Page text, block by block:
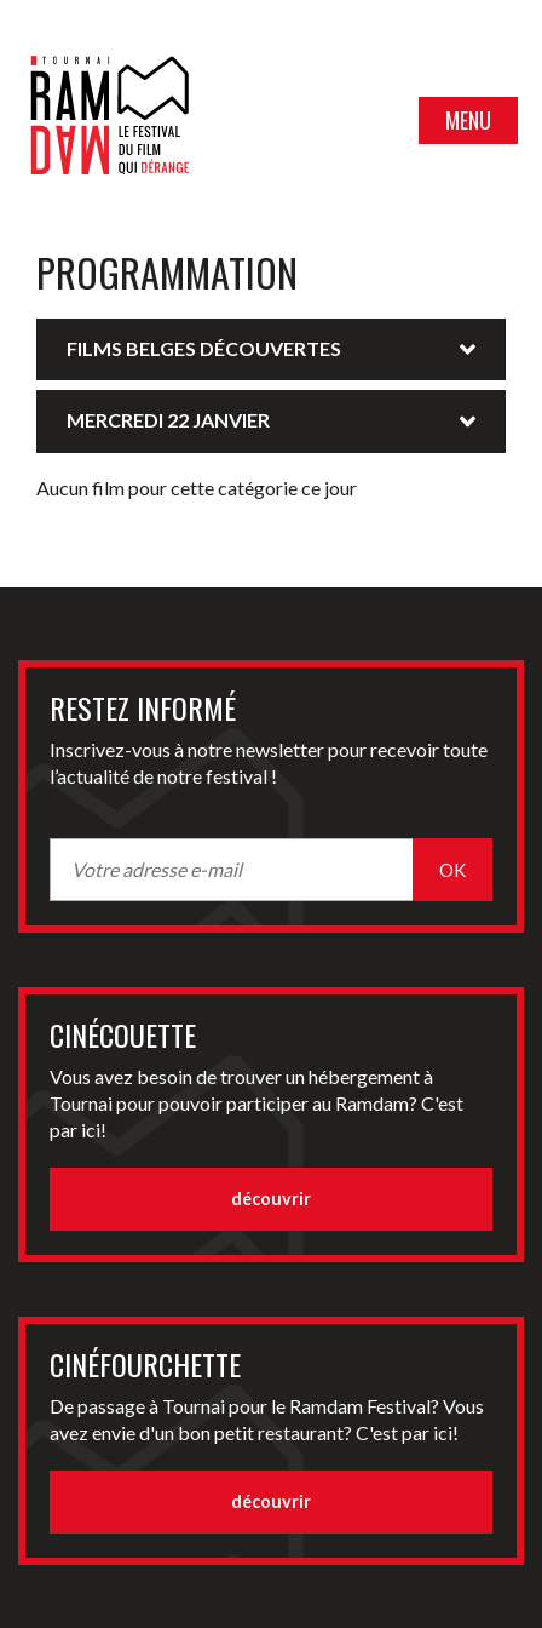
MENU
PROGRAMMATION
FILMS BELGES DÉCOUVERTES
MERCREDI 22 JANVIER
Aucun film pour cette catégorie ce jour
RESTEZ INFORMÉ
Inscrivez-vous à notre newsletter pour recevoir toute
l’actualité de notre festival !
CINÉCOUETTE
Vous avez besoin de trouver un hébergement à
Tournai pour pouvoir participer au Ramdam? C'est
par ici!
découvrir
CINÉFOURCHETTE
De passage à Tournai pour le Ramdam Festival? Vous
avez envie d'un bon petit restaurant? C'est par ici!
découvrir